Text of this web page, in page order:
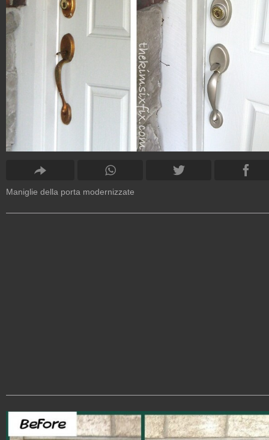
Maniglie della porta modernizzate